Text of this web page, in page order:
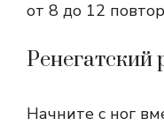
от 8 до 12
Ренегатский
Начните с ног